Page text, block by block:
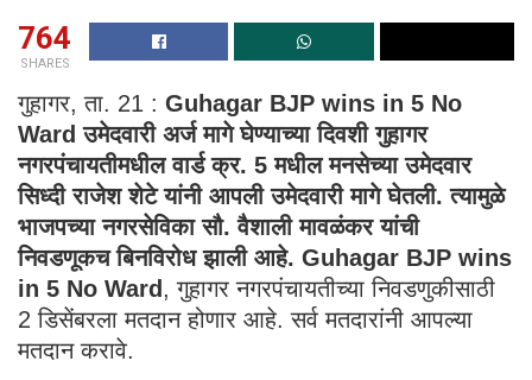
764
SHARES
गुहागर, ता. 21 : Guhagar BJP wins in 5 No
Ward उमेदवारी अर्ज मागे घेण्याच्या दिवशी गुहागर
नगरपंचायतीमधील वार्ड क्र. 5 मधील मनसेच्या उमेदवार
सिध्दी राजेश शेटे यांनी आपली उमेदवारी मागे घेतली. त्यामुळे
भाजपच्या नगरसेविका सौ. वैशाली मावळंकर यांची
निवडणूकच बिनविरोध झाली आहे. Guhagar BJP wins
in 5 No Ward , गुहागर नगरपंचायतीच्या निवडणुकीसाठी
2 डिसेंबरला मतदान होणार आहे. सर्व मतदारांनी आपल्या
मतदान करावे.